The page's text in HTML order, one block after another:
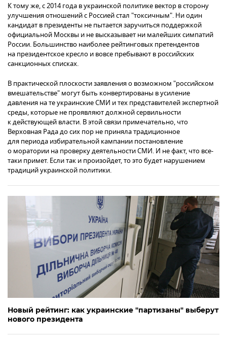
К тому же, с 2014 года в украинской политике вектор в сторону
улучшения отношений с Россией стал "токсичным". Ни один
кандидат в президенты не пытается заручиться поддержкой
официальной Москвы и не высказывает ни малейших симпатий
России. Большинство наиболее рейтинговых претендентов
на президентское кресло и вовсе пребывают в российских
санкционных списках.
В практической плоскости заявления о возможном "российском
вмешательстве" могут быть конвертированы в усиление
давления на те украинские СМИ и тех представителей экспертной
среды, которые не проявляют должной сервильности
к действующей власти. В этой связи примечательно, что
Верховная Рада до сих пор не приняла традиционное
для периода избирательной кампании постановление
о моратории на проверку деятельности СМИ. И не факт, что все-
таки примет. Если так и произойдет, то это будет нарушением
традиций украинской политики.
Новый рейтинг: как украинские "партизаны" выберут
нового президента